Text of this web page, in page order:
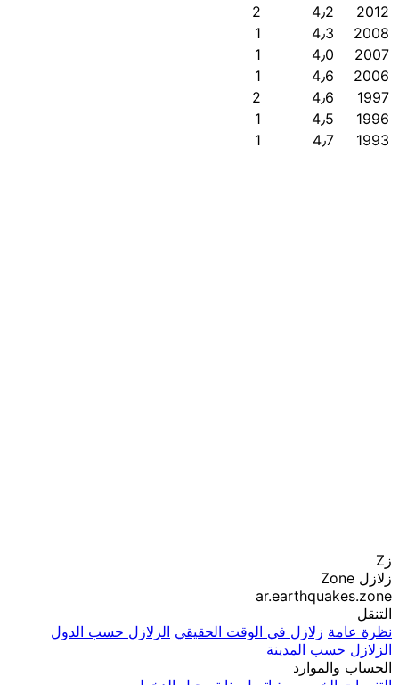
2012
4٫2
2
2008
4٫3
1
2007
4٫0
1
2006
4٫6
1
1997
4٫6
2
1996
4٫5
1
1993
4٫7 1
زZ
زلازل Zone
ar.earthquakes.zone
التنقل
نظرة عامة زلازل في الوقت الحقيقي الزلازل حسب الدول
الزلازل حسب المدينة
الحساب والموارد